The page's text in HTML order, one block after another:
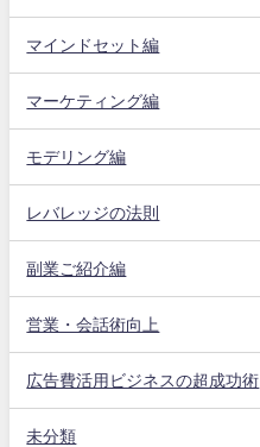
マインドセット編
マーケティング編
モデリング編
レバレッジの法則
副業ご紹介編
営業・会話術向上
広告費活用ビジネスの超成功術
未分類